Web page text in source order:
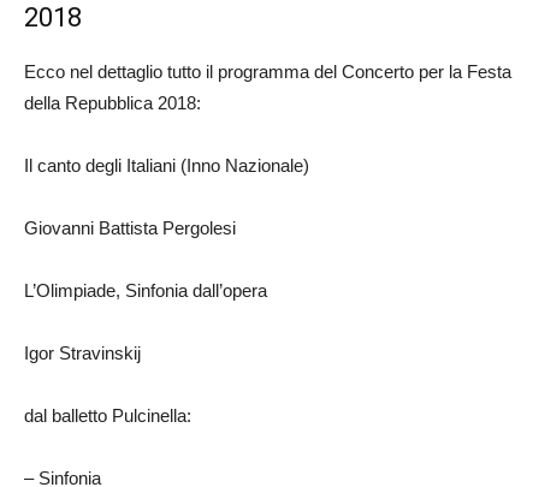
2018
Ecco nel dettaglio tutto il programma del Concerto per la Festa
della Repubblica 2018:
Il canto degli Italiani (Inno Nazionale)
Giovanni Battista Pergolesi
L’Olimpiade, Sinfonia dall’opera
Igor Stravinskij
dal balletto Pulcinella:
– Sinfonia